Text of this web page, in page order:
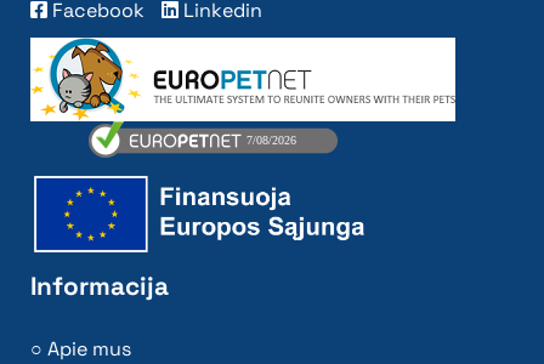
Facebook
Linkedin
Informacija
Apie mus